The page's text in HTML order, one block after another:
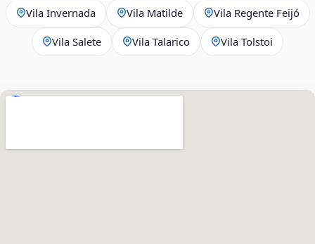
Vila Invernada Vila Matilde Vila Regente Feijó
Vila Salete Vila Talarico Vila Tolstoi